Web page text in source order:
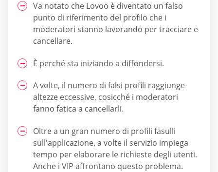
Va notato che Lovoo è diventato un falso
punto di riferimento del profilo che i
moderatori stanno lavorando per tracciare e
cancellare.
È perché sta iniziando a diffondersi.
A volte, il numero di falsi profili raggiunge
altezze eccessive, cosicché i moderatori
fanno fatica a cancellarli.
Oltre a un gran numero di profili fasulli
sull'applicazione, a volte il servizio impiega
tempo per elaborare le richieste degli utenti.
Anche i VIP affrontano questo problema.